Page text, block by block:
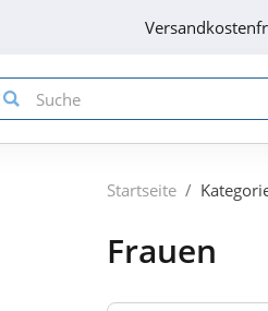
Startseite
Frauen